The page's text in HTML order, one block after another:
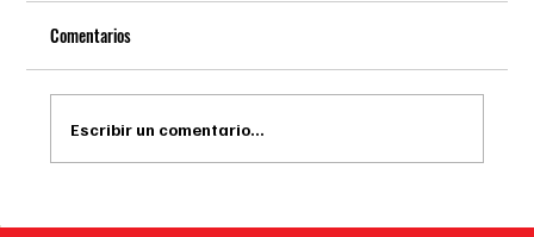
🍫 La Torta de Bruce llegó a Gourmand: el postre
Comentarios
Escribir un comentario...